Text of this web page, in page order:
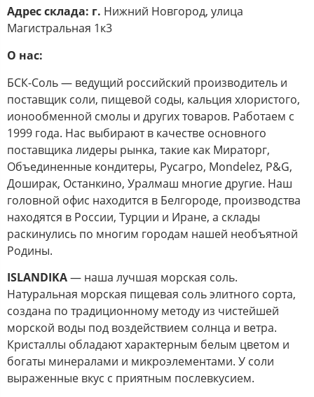
Адрес склада: г. Нижний Новгород, улица
Магистральная 1к3
О нас:
БСК-Соль — ведущий российский производитель и
поставщик соли, пищевой соды, кальция хлористого,
ионообменной смолы и других товаров. Работаем с
1999 года. Нас выбирают в качестве основного
поставщика лидеры рынка, такие как Мираторг,
Объединенные кондитеры, Русагро, Mondelez, P&G,
Доширак, Останкино, Уралмаш многие другие. Наш
головной офис находится в Белгороде, производства
находятся в России, Турции и Иране, а склады
раскинулись по многим городам нашей необъятной
Родины.
ISLANDIKA— наша лучшая морская соль.
Натуральная морская пищевая соль элитного сорта,
создана по традиционному методу из чистейшей
морской воды под воздействием солнца и ветра.
Кристаллы обладают характерным белым цветом и
богаты минералами и микроэлементами. У соли
выраженные вкус с приятным послевкусием.